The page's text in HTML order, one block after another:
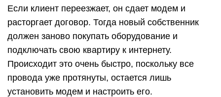
Если клиент переезжает, он сдает модем и
расторгает договор. Тогда новый собственник
должен заново покупать оборудование и
подключать свою квартиру к интернету.
Происходит это очень быстро, поскольку все
провода уже протянуты, остается лишь
установить модем и настроить его.